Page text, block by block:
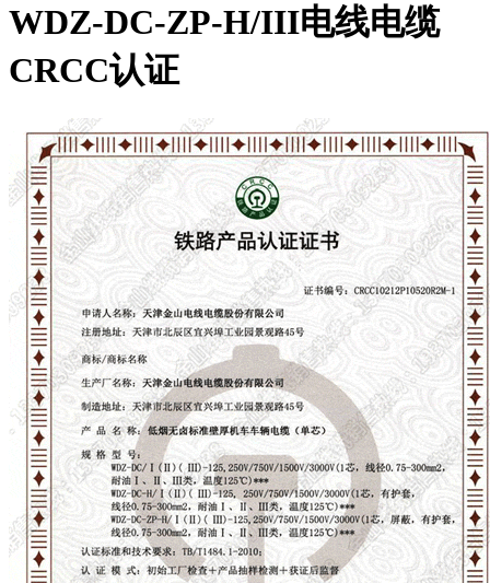
WDZ-DC-ZP-H/III电线电缆
CRCC认证